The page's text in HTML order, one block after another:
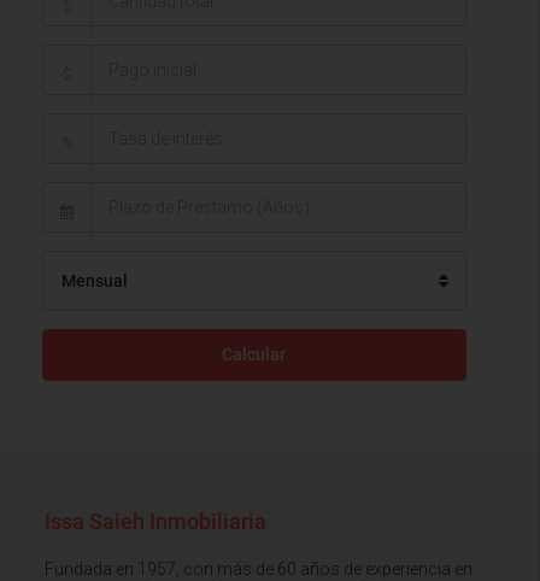
Mensual
Calcular
Issa Saieh Inmobiliaria
Fundada en 1957, con más de 60 años de experiencia en